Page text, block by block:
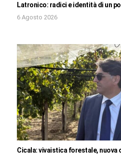
Latronico: radici e identità di un
6 Agosto 2026
Cicala: vivaistica forestale, nuova